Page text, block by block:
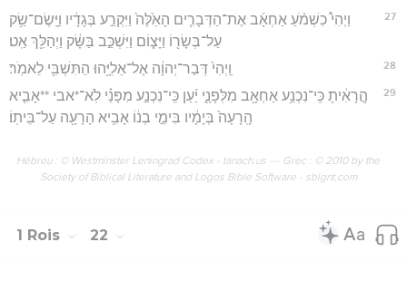
27
וַיְהִי֩ כִשְׁמֹ֨עַ אַחְאָ֜ב אֶת־הַדְּבָרִ֤ים הָאֵ֙לֶּה֙ וַיִּקְרַ֣ע בְּגָדָ֔יו וַיָּֽשֶׂם־שַׂ֥ק
עַל־בְּשָׂר֖וֹ וַיָּצ֑וֹם וַיִּשְׁכַּ֣ב בַּשָּׂ֔ק וַיְהַלֵּ֖ךְ אַֽט׃
28 וַֽיְהִי֙ דְּבַר־יְהוָ֔ה אֶל־אֵלִיָּ֥הוּ הַתִּשְׁבִּ֖י לֵאמֹֽר׃
29
הֲ‍ֽרָאִ֔יתָ כִּֽי־נִכְנַ֥ע אַחְאָ֖ב מִלְּפָנָ֑י יַ֜עַן כִּֽי־נִכְנַ֣ע מִפָּנַ֗י לֹֽא־*אבי **אָבִ֤יא
הָֽרָעָה֙ בְּיָמָ֔יו בִּימֵ֣י בְנ֔וֹ אָבִ֥יא הָרָעָ֖ה עַל־בֵּיתֽוֹ׃
Hébreu : © Westminster Leningrad Codex - tanach.us --- Grec : © 2010 by the
Society of Biblical Literature and Logos Bible Software - sblgnt.com
1 Rois 22